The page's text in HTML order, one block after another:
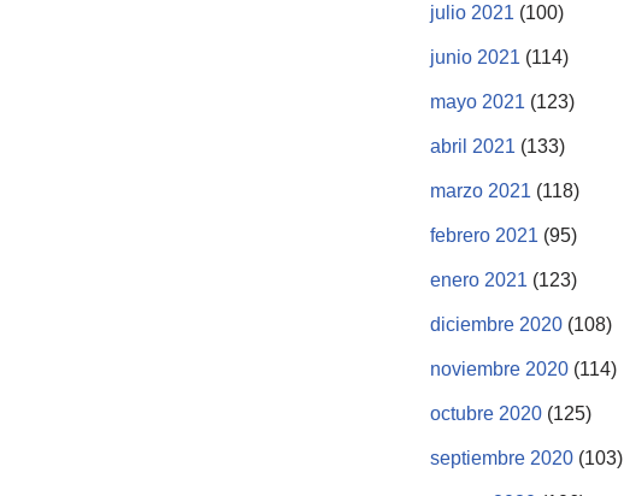
julio 2021 (100)
junio 2021 (114)
mayo 2021 (123)
abril 2021 (133)
marzo 2021 (118)
febrero 2021 (95)
enero 2021 (123)
diciembre 2020 (108)
noviembre 2020 (114)
octubre 2020 (125)
septiembre 2020 (103)